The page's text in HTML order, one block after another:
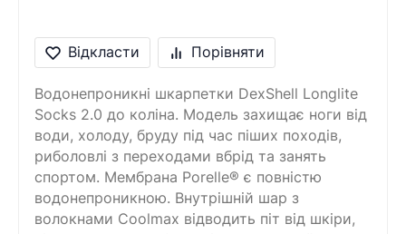
Відкласти Порівняти
Водонепроникні шкарпетки DexShell Longlite
Socks 2.0 до коліна. Модель захищає ноги від
води, холоду, бруду під час піших походів,
риболовлі з переходами вбрід та занять
спортом. Мембрана Porelle® є повністю
водонепроникною. Внутрішній шар з
волокнами Coolmax відводить піт від шкіри,